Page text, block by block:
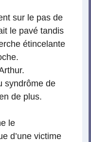
sur le pas de
le pavé tandis
étincelante
syndrôme de
de plus.
le
d’une victime